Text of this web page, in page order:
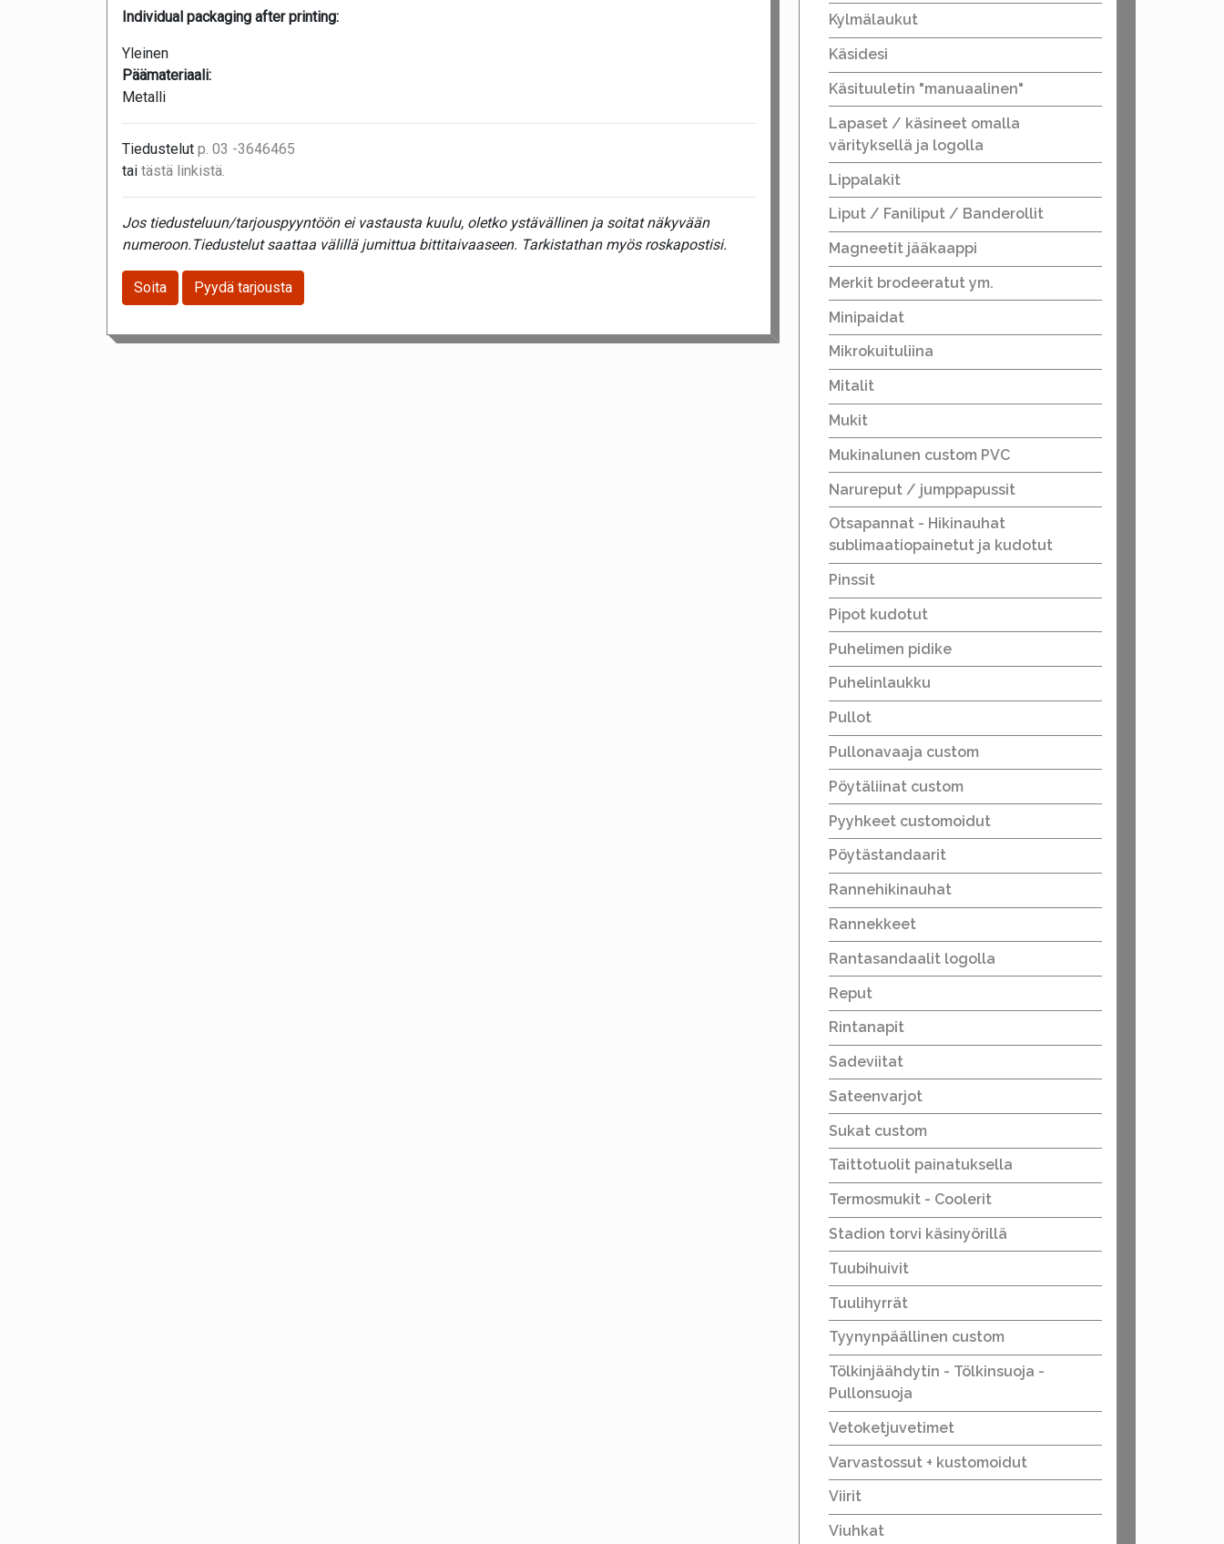
Individual packaging after printing:
Yleinen
Päämateriaali:
Metalli
Tiedustelut p. 03 -3646465
tai tästä linkistä.
Jos tiedusteluun/tarjouspyyntöön ei vastausta kuulu, oletko ystävällinen ja soitat näkyvään
numeroon.Tiedustelut saattaa välillä jumittua bittitaivaaseen. Tarkistathan myös roskapostisi.
Soita Pyydä tarjousta
Kylmälaukut
Käsidesi
Käsituuletin "manuaalinen"
Lapaset / käsineet omalla
värityksellä ja logolla
Lippalakit
Liput / Faniliput / Banderollit
Magneetit jääkaappi
Merkit brodeeratut ym.
Minipaidat
Mikrokuituliina
Mitalit
Mukit
Mukinalunen custom PVC
Narureput / jumppapussit
Otsapannat - Hikinauhat
sublimaatiopainetut ja kudotut
Pinssit
Pipot kudotut
Puhelimen pidike
Puhelinlaukku
Pullot
Pullonavaaja custom
Pöytäliinat custom
Pyyhkeet customoidut
Pöytästandaarit
Rannehikinauhat
Rannekkeet
Rantasandaalit logolla
Reput
Rintanapit
Sadeviitat
Sateenvarjot
Sukat custom
Taittotuolit painatuksella
Termosmukit - Coolerit
Stadion torvi käsinyörillä
Tuubihuivit
Tuulihyrrät
Tyynynpäällinen custom
Tölkinjäähdytin - Tölkinsuoja -
Pullonsuoja
Vetoketjuvetimet
Varvastossut + kustomoidut
Viirit
Viuhkat